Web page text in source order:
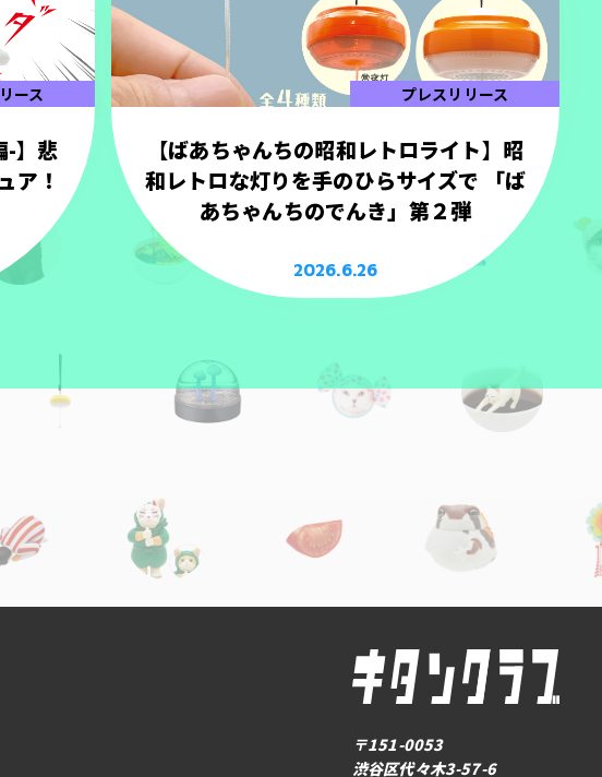
ース
-】悲
ア！
プレスリリース
【ばあちゃんちの昭和レトロライト】昭
和レトロな灯りを手のひらサイズで 「ば
あちゃんちのでんき」第２弾
2026.6.26
〒151-0053
渋谷区代々木3-57-6